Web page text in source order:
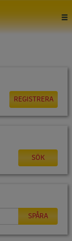
REGISTRERA
SÖK
SPÅRA